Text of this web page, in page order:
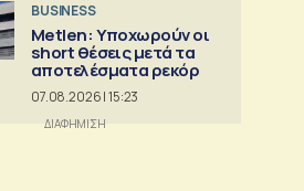
BUSINESS
Metlen: Υποχωρούν οι
short θέσεις μετά τα
αποτελέσματα ρεκόρ
07.08.2026 | 15:23